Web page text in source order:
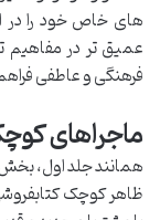
های خاص خود را در
عمیق تر در
فرهنگی و عاطفی
ماجراهای
همانند جلد اول، بخش
ظاهر کوچک